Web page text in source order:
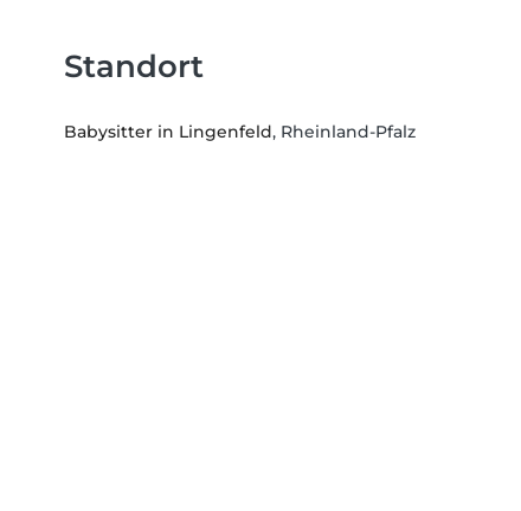
Standort
Babysitter in Lingenfeld, Rheinland-Pfalz